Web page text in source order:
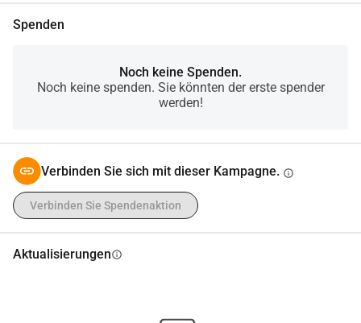
Spenden
Noch keine Spenden.
Noch keine spenden. Sie könnten der erste spender
werden!
Verbinden Sie sich mit dieser Kampagne. info
Verbinden Sie Spendenaktion
Aktualisierungeninfo